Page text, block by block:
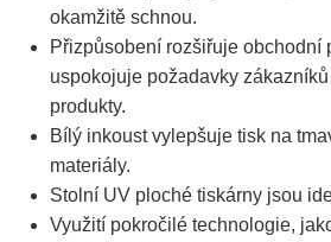
okamžitě schnou.
Přizpůsobení rozšiřuje obchodní
uspokojuje požadavky
produkty.
Bílý inkoust vylepšuje tisk na
materiály.
Stolní UV ploché tiskárny jsou
Využití pokročilé technologie,